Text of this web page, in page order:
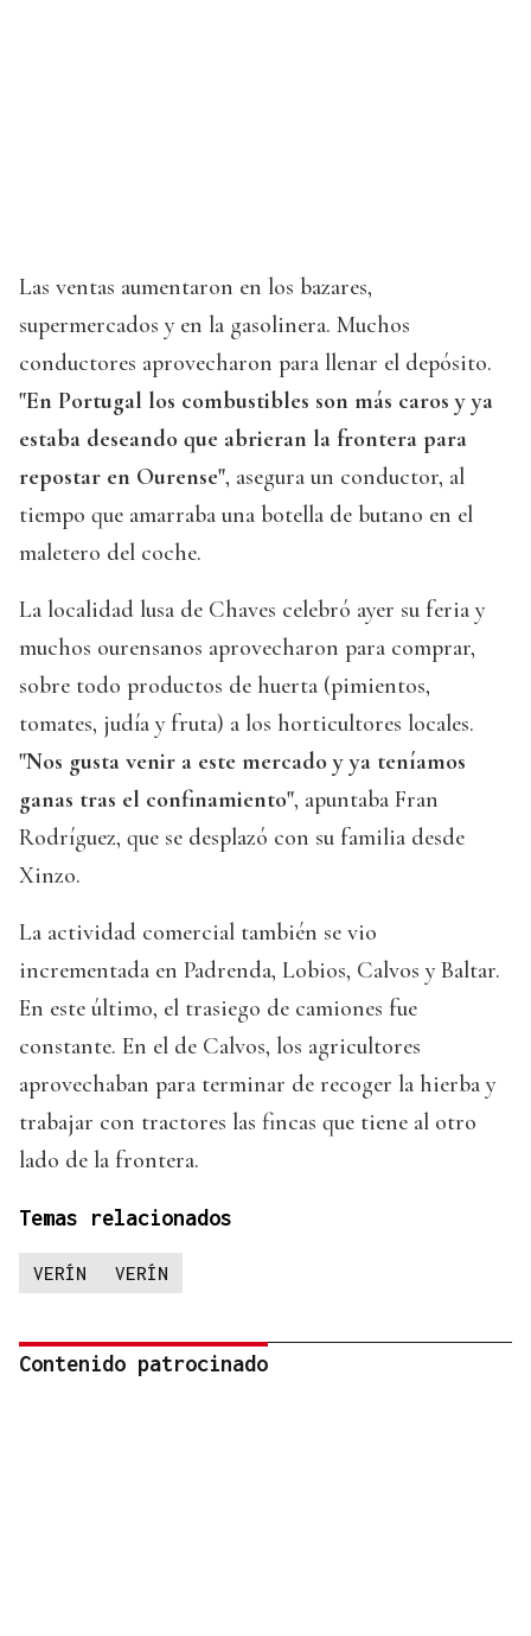
Las ventas aumentaron en los bazares,
supermercados y en la gasolinera. Muchos
conductores aprovecharon para llenar el depósito.
"En Portugal los combustibles son más caros y ya
estaba deseando que abrieran la frontera para
repostar en Ourense", asegura un conductor, al
tiempo que amarraba una botella de butano en el
maletero del coche.
La localidad lusa de Chaves celebró ayer su feria y
muchos ourensanos aprovecharon para comprar,
sobre todo productos de huerta (pimientos,
tomates, judía y fruta) a los horticultores locales.
"Nos gusta venir a este mercado y ya teníamos
ganas tras el confinamiento", apuntaba Fran
Rodríguez, que se desplazó con su familia desde
Xinzo.
La actividad comercial también se vio
incrementada en Padrenda, Lobios, Calvos y Baltar.
En este último, el trasiego de camiones fue
constante. En el de Calvos, los agricultores
aprovechaban para terminar de recoger la hierba y
trabajar con tractores las fincas que tiene al otro
lado de la frontera.
Temas relacionados
VERÍN VERÍN
Contenido patrocinado